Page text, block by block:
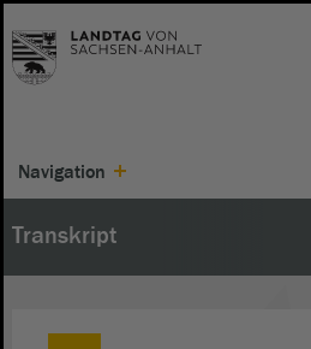
Navigation
Transkript